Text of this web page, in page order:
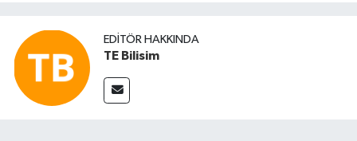
EDITÖR HAKKINDA
TE Bilisim